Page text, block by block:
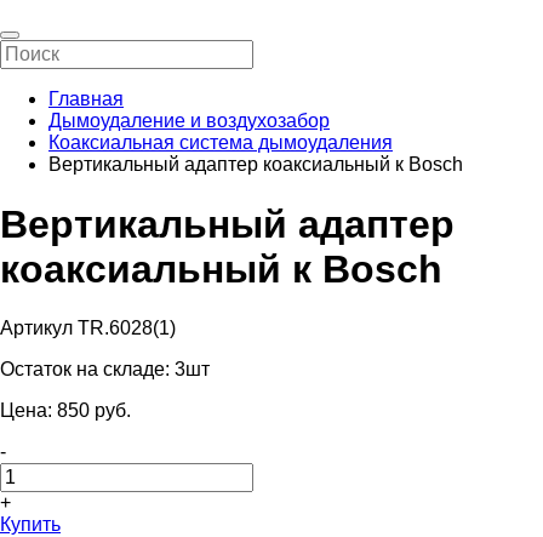
Главная
Дымоудаление и воздухозабор
Коаксиальная система дымоудаления
Вертикальный адаптер коаксиальный к Bosch
Вертикальный адаптер
коаксиальный к Bosch
Артикул TR.6028(1)
Остаток на складе: 3шт
Цена: 850 pуб.
-
+
Купить